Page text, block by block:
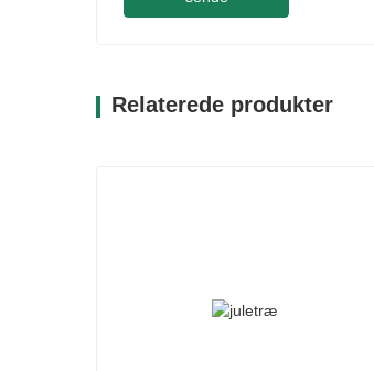
Relaterede produkter